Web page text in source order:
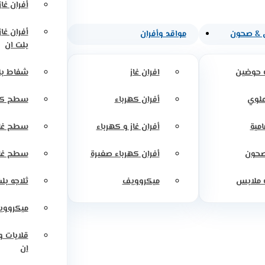
& صحون
حوضين
ملابس
مواقد وأفران
افران غاز
أفران كهرباء
أفران غاز و كهرباء
أفران كهرباء صغيرة
ميكروويف
أفران
أفران
بلت ان
شفاط
سطح
سطح
سطح
ثلاجه
ان